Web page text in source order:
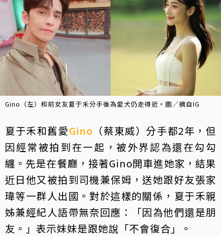
Gino（左）和前女友夏于禾分手後為愛犬仍走得近。圖／摘自IG
夏于禾和舊愛Gino （蔡東威）分手都2年，但
因經常被拍到在一起，被外界認為還在勾勾
纏。先是在餐廳，接著Gino開車進她家，結果
近日他又被拍到司機兼保姆，送她跟好友張家
瑋等一群人出國。對於這樣的關係，夏于禾親
姊兼經紀人語帶無奈回應：「因為他們還是朋
友。」表示妹妹是跟她說「不會復合」。